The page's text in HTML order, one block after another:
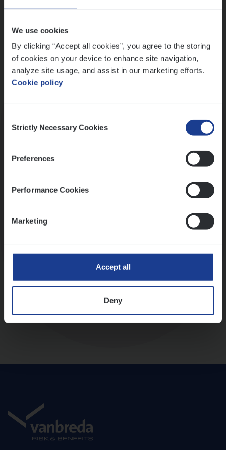
We use cookies
By clicking “Accept all cookies”, you agree to the storing
of cookies on your device to enhance site navigation,
analyze site usage, and assist in our marketing efforts.
Cookie policy
Selection
Strictly Necessary Cookies
Preferences
Performance Cookies
Marketing
Accept all
Deny